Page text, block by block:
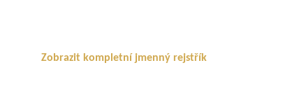
Zobrazit kompletní jmenný rejstřík